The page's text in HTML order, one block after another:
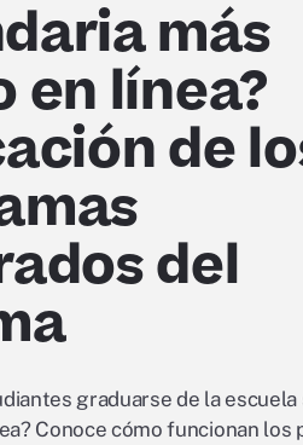
más
en línea?
de
del
graduarse de la escuela
Conoce cómo funcionan los